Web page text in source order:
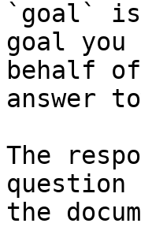
`goal` is
goal
behalf
answer
The
question
the